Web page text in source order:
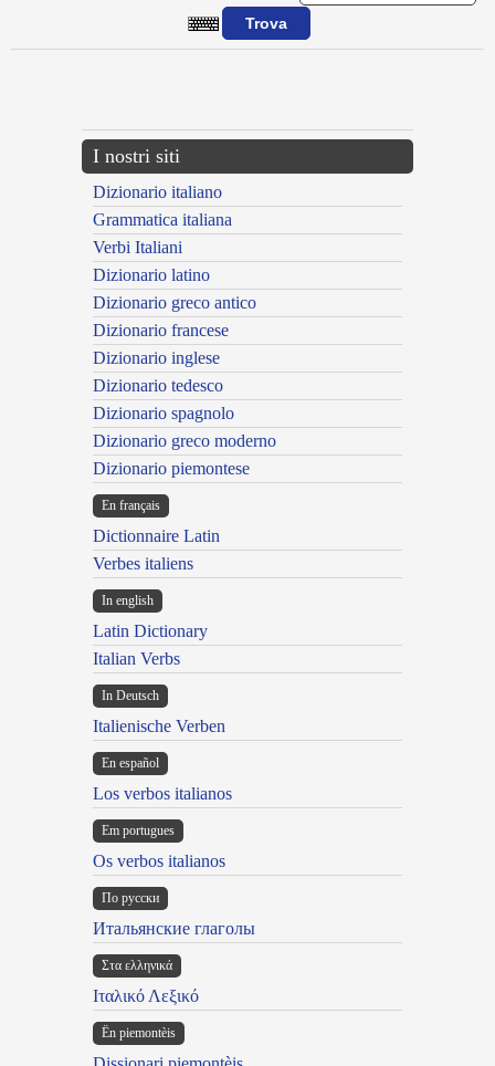
I nostri siti
Dizionario italiano
Grammatica italiana
Verbi Italiani
Dizionario latino
Dizionario greco antico
Dizionario francese
Dizionario inglese
Dizionario tedesco
Dizionario spagnolo
Dizionario greco moderno
Dizionario piemontese
En français
Dictionnaire Latin
Verbes italiens
In english
Latin Dictionary
Italian Verbs
In Deutsch
Italienische Verben
En español
Los verbos italianos
Em portugues
Os verbos italianos
По русски
Итальянские глаголы
Στα ελληνικά
Ιταλικό Λεξικό
Ën piemontèis